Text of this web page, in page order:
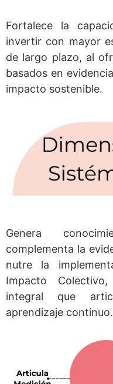
Fortalece la
invertir con mayor
de largo plazo, al
basados en
impacto sostenible.
Genera
complementa la
nutre la
Impacto
integral que
aprendizaje continuo.